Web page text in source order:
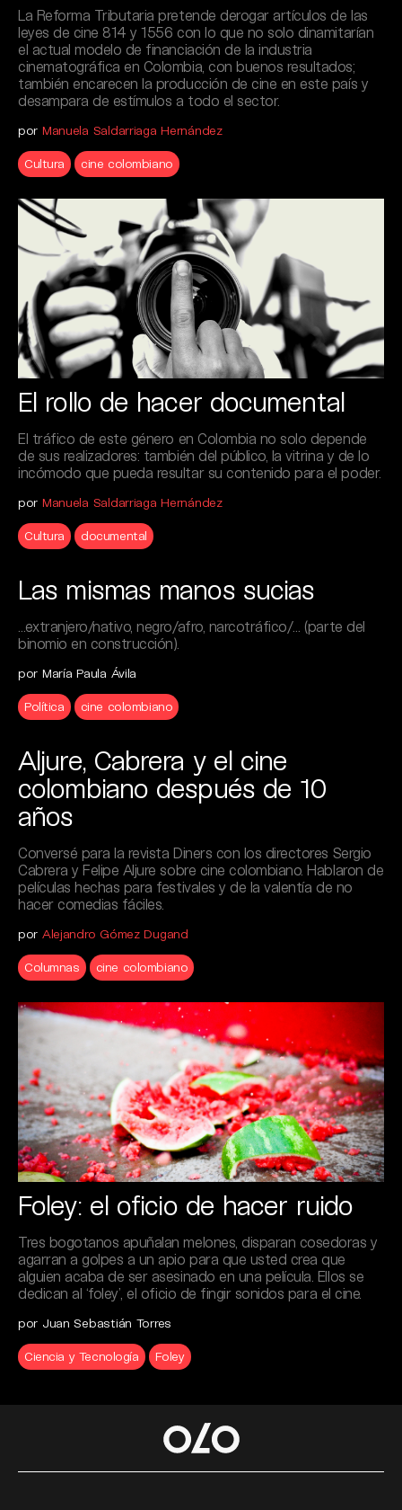
La Reforma Tributaria pretende derogar artículos de las
leyes de cine 814 y 1556 con lo que no solo dinamitarían
el actual modelo de financiación de la industria
cinematográfica en Colombia, con buenos resultados;
también encarecen la producción de cine en este país y
desampara de estímulos a todo el sector.
por Manuela Saldarriaga Hernández
Cultura cine colombiano
El rollo de hacer documental
El tráfico de este género en Colombia no solo depende
de sus realizadores: también del público, la vitrina y de lo
incómodo que pueda resultar su contenido para el poder.
por Manuela Saldarriaga Hernández
Cultura documental
Las mismas manos sucias
…extranjero/nativo, negro/afro, narcotráfico/… (parte del
binomio en construcción).
por María Paula Ávila
Política cine colombiano
Aljure, Cabrera y el cine
colombiano después de 10
años
Conversé para la revista Diners con los directores Sergio
Cabrera y Felipe Aljure sobre cine colombiano. Hablaron de
películas hechas para festivales y de la valentía de no
hacer comedias fáciles.
por Alejandro Gómez Dugand
Columnas cine colombiano
Foley: el oficio de hacer ruido
Tres bogotanos apuñalan melones, disparan cosedoras y
agarran a golpes a un apio para que usted crea que
alguien acaba de ser asesinado en una película. Ellos se
dedican al ‘foley’, el oficio de fingir sonidos para el cine.
por Juan Sebastián Torres
Ciencia y Tecnología Foley